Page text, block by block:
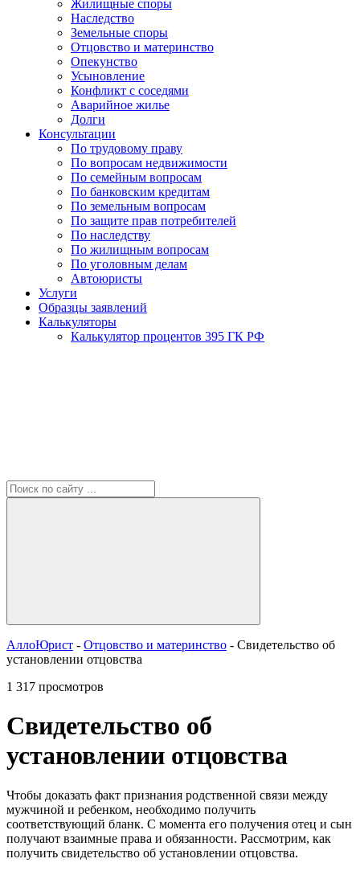
Жилищные споры
Наследство
Земельные споры
Отцовство и материнство
Опекунство
Усыновление
Конфликт с соседями
Аварийное жилье
Долги
Консультации
По трудовому праву
По вопросам недвижимости
По семейным вопросам
По банковским кредитам
По земельным вопросам
По защите прав потребителей
По наследству
По жилищным вопросам
По уголовным делам
Автоюристы
Услуги
Образцы заявлений
Калькуляторы
Калькулятор процентов 395 ГК РФ
АллоЮрист - Отцовство и материнство - Свидетельство об
установлении отцовства
1 317 просмотров
Свидетельство об
установлении отцовства
Чтобы доказать факт признания родственной связи между
мужчиной и ребенком, необходимо получить
соответствующий бланк. С момента его получения отец и сын
получают взаимные права и обязанности. Рассмотрим, как
получить свидетельство об установлении отцовства.